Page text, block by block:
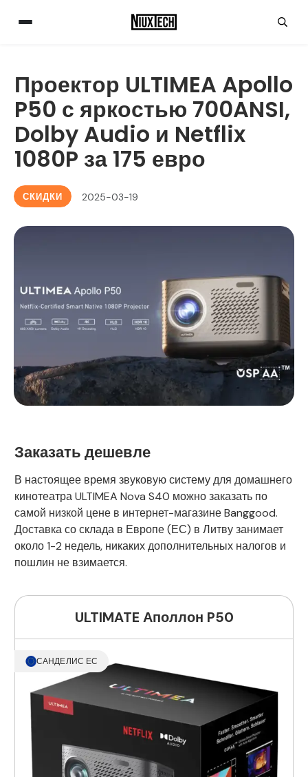
Проектор ULTIMEA Apollo
P50 с яркостью 700ANSI,
Dolby Audio и Netflix
1080P за 175 евро
СКИДКИ 2025-03-19
Заказать дешевле
В настоящее время звуковую систему для домашнего
кинотеатра ULTIMEA Nova S40 можно заказать по
самой низкой цене в интернет-магазине Banggood.
Доставка со склада в Европе (ЕС) в Литву занимает
около 1-2 недель, никаких дополнительных налогов и
пошлин не взимается.
ULTIMATE Аполлон P50
САНДЕЛИС ЕС